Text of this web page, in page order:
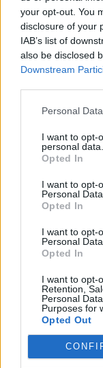
your opt-out. You
disclosure of your
IAB’s list of
also be disclosed
Downstream
Personal
I want to opt-
personal data.
Opted In
I want to opt-
Personal Data.
Opted In
I want to opt-
Personal
Opted In
I want to opt-
Retention,
Personal
Purposes for
Opted Out
Shtuarmë
Tags:
operacion
I nxehti përvëlues
mbërthen
pritet të ndodhë
javën e ardhshme